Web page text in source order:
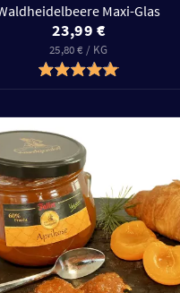
Maxi-Glas
23,99 €
25,80 € / KG